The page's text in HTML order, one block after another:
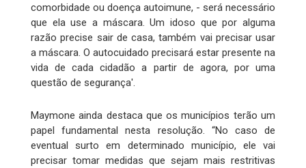
comorbidade ou doença autoimune, - será necessário
que ela use a máscara. Um idoso que por alguma
razão precise sair de casa, também vai precisar usar
a máscara. O autocuidado precisará estar presente na
vida de cada cidadão a partir de agora, por uma
questão de segurança'.
Maymone ainda destaca que os municípios terão um
papel fundamental nesta resolução. “No caso de
eventual surto em determinado município, ele vai
precisar tomar medidas que sejam mais restritivas